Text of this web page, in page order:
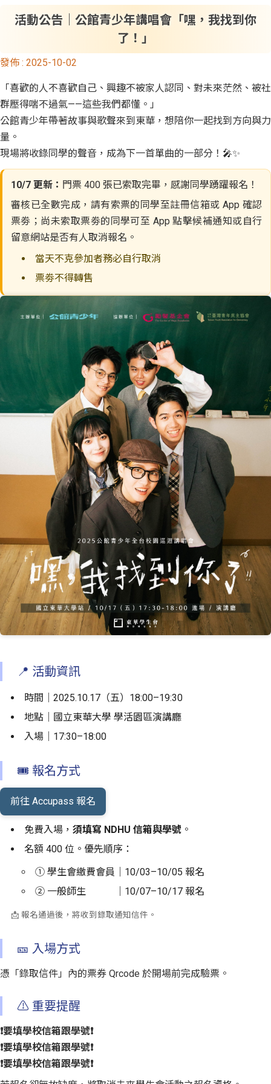
活動公告｜公館青少年講唱會「嘿，我找到你
了！」
發佈 : 2025-10-02
「喜歡的人不喜歡自己、興趣不被家人認同、對未來茫然、被社
群壓得喘不過氣——這些我們都懂。」
公館青少年帶著故事與歌聲來到東華，想陪你一起找到方向與力
量。
現場將收錄同學的聲音，成為下一首單曲的一部分！🎤✨
10/7 更新： 門票 400 張已索取完畢，感謝同學踴躍報名！
審核已全數完成，請有索票的同學至註冊信箱或 App 確認
票劵；尚未索取票劵的同學可至 App 點擊候補通知或自行
留意網站是否有人取消報名。
當天不克參加者務必自行取消
票劵不得轉售
📍 活動資訊
時間｜2025.10.17（五）18:00–19:30
地點｜國立東華大學 學活園區演講廳
入場｜17:30–18:00
🎟 報名方式
前往 Accupass 報名
免費入場， 須填寫 NDHU 信箱與學號 。
名額 400 位。優先順序：
① 學生會繳費會員｜10/03–10/05 報名
② 一般師生 ｜10/07–10/17 報名
📩 報名通過後，將收到錄取通知信件。
🎫 入場方式
憑「錄取信件」內的票券 Qrcode 於開場前完成驗票。
⚠️ 重要提醒
❗️要填學校信箱跟學號❗️
❗️要填學校信箱跟學號❗️
❗️要填學校信箱跟學號❗️